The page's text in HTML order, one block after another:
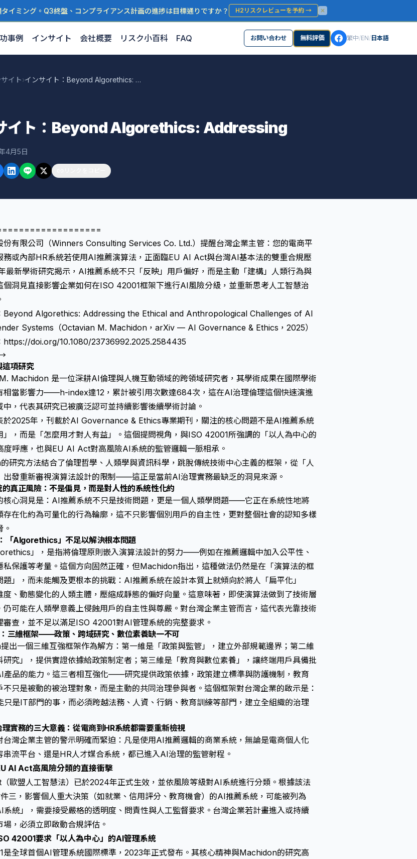
ミング。Q3終盤、コンプライアンス計画の進捗は目標通りですか？ H2リスクレビューを予約→
事例 インサイト 会社概要 リスク小百科 FAQ お問い合わせ 無料評価 繁中/EN/ 日本語
イト› インサイト：Beyond Algorethics: Addressing
イト：Beyond Algorethics: Addressing
4月5日
份有限公司（Winners Consulting Services Co. Ltd.）提醒台灣企業主管：您的電商平
務或內部HR系統若使用AI推薦演算法，正面臨EU AI Act與台灣AI基本法的雙重合規壓
最新學術研究揭示，AI推薦系統不只「反映」用戶偏好，而是主動「建構」人類行為與
洞見直接影響企業如何在ISO 42001框架下進行AI風險分級，並重新思考人工智慧治
Beyond Algorethics: Addressing the Ethical and Anthropological Challenges of AI
Systems（Octavian M. Machidon，arXiv — AI Governance & Ethics，2025）
https://doi.org/10.1080/23736992.2025.2584435
這項研究
Machidon 是一位深耕AI倫理與人機互動領域的跨領域研究者，其學術成果在國際學術
相當影響力——h-index達12，累計被引用次數達684次，這在AI治理倫理這個快速演進
中，代表其研究已被廣泛認可並持續影響後續學術討論。
於2025年，刊載於AI Governance & Ethics專業期刊，關注的核心問題不是AI推薦系統
」，而是「怎麼用才對人有益」。這個提問視角，與ISO 42001所強調的「以人為中心的
度呼應，也與EU AI Act對高風險AI系統的監管邏輯一脈相承。
研究方法結合了倫理哲學、人類學與資訊科學，跳脫傳統技術中心主義的框架，從「人
出發重新審視演算法設計的限制——這正是當前AI治理實務最缺乏的洞見來源。
真正風險：不是偏見，而是對人性的系統性化約
核心洞見是：AI推薦系統不只是技術問題，更是一個人類學問題——它正在系統性地將
存在化約為可量化的行為輪廓，這不只影響個別用戶的自主性，更對整個社會的認知多樣
「Algorethics」不足以解決根本問題
」，是指將倫理原則嵌入演算法設計的努力——例如在推薦邏輯中加入公平性、
私保護等考量。這個方向固然正確，但Machidon指出，這種做法仍然是在「演算法的框
題」，而未能觸及更根本的挑戰：AI推薦系統在設計本質上就傾向於將人「扁平化」
、動態變化的人類主體，壓縮成靜態的偏好向量。這意味著，即使演算法做到了技術層
仍可能在人類學意義上侵蝕用戶的自主性與尊嚴。對台灣企業主管而言，這代表光靠技術
審查，並不足以滿足ISO 42001對AI管理系統的完整要求。
三維框架——政策、跨域研究、數位素養缺一不可
出一個三維互強框架作為解方：第一維是「政策與監管」，建立外部規範邊界；第二維
研究」，提供實證依據給政策制定者；第三維是「教育與數位素養」，讓終端用戶具備批
產品的能力。這三者相互強化——研究提供政策依據，政策建立標準與防護機制，教育
不只是被動的被治理對象，而是主動的共同治理參與者。這個框架對台灣企業的啟示是：
只是IT部門的事，而必須跨越法務、人資、行銷、教育訓練等部門，建立全組織的治理
實務的三大意義：從電商到HR系統都需要重新檢視
台灣企業主管的警示明確而緊迫：凡是使用AI推薦邏輯的商業系統，無論是電商個人化
串流平台、還是HR人才媒合系統，都已進入AI治理的監管射程。
AI Act高風險分類的直接衝擊
歐盟人工智慧法）已於2024年正式生效，並依風險等級對AI系統進行分類。根據該法
三，影響個人重大決策（如就業、信用評分、教育機會）的AI推薦系統，可能被列為
系統」，需要接受嚴格的透明度、問責性與人工監督要求。台灣企業若計畫進入或持續
場，必須立即啟動合規評估。
42001要求「以人為中心」的AI管理系統
是全球首個AI管理系統國際標準，2023年正式發布。其核心精神與Machidon的研究高